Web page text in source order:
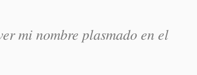
mi nombre plasmado en el